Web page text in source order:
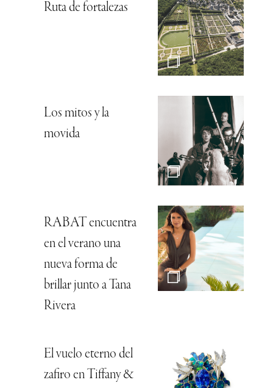
Ruta de fortalezas
Los mitos y la
movida
RABAT encuentra
en el verano una
nueva forma de
brillar junto a Tana
Rivera
El vuelo eterno del
zafiro en Tiffany &